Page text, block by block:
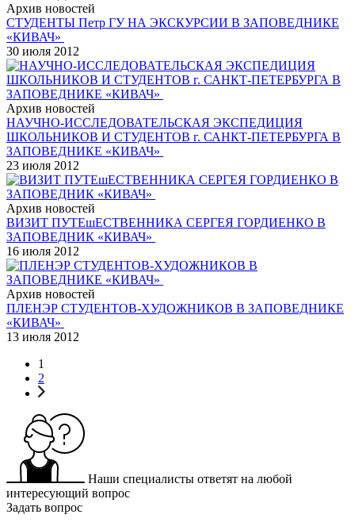
Архив новостей
СТУДЕНТЫ Петр ГУ НА ЭКСКУРСИИ В ЗАПОВЕДНИКЕ
«КИВАЧ»
30 июля 2012
Архив новостей
НАУЧНО-ИССЛЕДОВАТЕЛЬСКАЯ ЭКСПЕДИЦИЯ
ШКОЛЬНИКОВ И СТУДЕНТОВ г. САНКТ-ПЕТЕРБУРГА В
ЗАПОВЕДНИКЕ «КИВАЧ»
23 июля 2012
Архив новостей
ВИЗИТ ПУТЕшЕСТВЕННИКА СЕРГЕЯ ГОРДИЕНКО В
ЗАПОВЕДНИК «КИВАЧ»
16 июля 2012
Архив новостей
ПЛЕНЭР СТУДЕНТОВ-ХУДОЖНИКОВ В ЗАПОВЕДНИКЕ
«КИВАЧ»
13 июля 2012
1
2
Наши специалисты ответят на любой
интересующий вопрос
Задать вопрос